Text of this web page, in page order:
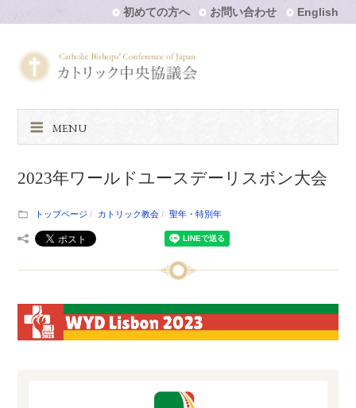
初めての方へ お問い合わせ English
MENU
2023年ワールドユースデーリスボン大会
トップページ カトリック教会 聖年・特別年